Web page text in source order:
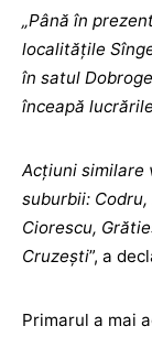
„Până în
localitățile
în satul
înceapă
Acțiuni similare
suburbii:
Ciorescu,
Cruzești”, a
Primarul a mai